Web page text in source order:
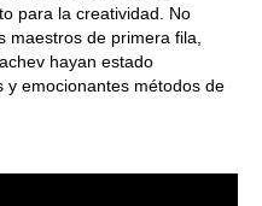
para la creatividad. No
maestros de primera fila,
hayan estado
y emocionantes métodos de